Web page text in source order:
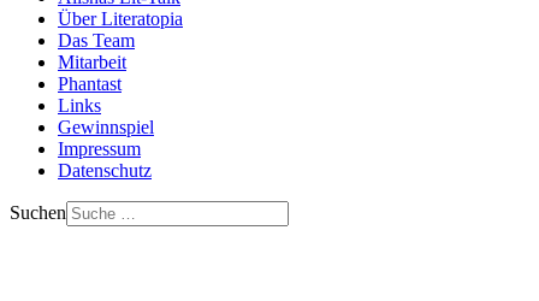
Über Literatopia
Das Team
Mitarbeit
Phantast
Links
Gewinnspiel
Impressum
Datenschutz
Suchen